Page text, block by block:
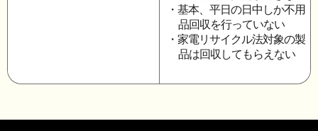
・基本、平日の日中しか不用
品回収を行っていない
・家電リサイクル法対象の製
品は回収してもらえない